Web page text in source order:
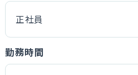
正社員
勤務時間